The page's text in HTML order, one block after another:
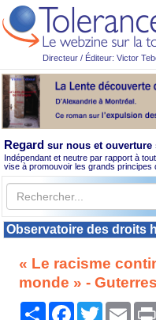
Directeur / Éditeur: Victor
Regard sur nous et ouverture
Indépendant et neutre par rapport à
vise à promouvoir les grands principes
Observatoire des droits
« Le racisme
monde » - Guterres
PartagerFacebook
Twitter